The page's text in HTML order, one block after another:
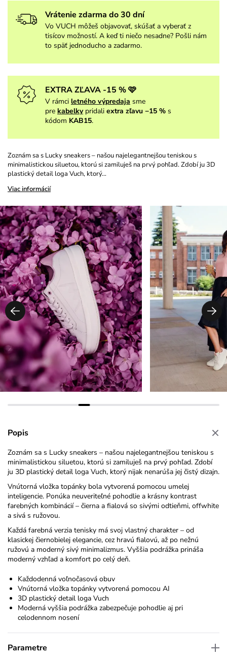
Vrátenie zdarma do 30 dní
Vo VUCH môžeš objavovať, skúšať a vyberať z
tisícov možností. A keď ti niečo nesadne? Pošli nám
to späť jednoducho a zadarmo.
EXTRA ZĽAVA -15 % 🩷
V rámci letného výpredaja sme
pre kabelky pridali extra zľavu −15 % s
kódom KAB15.
Zoznám sa s Lucky sneakers – našou najelegantnejšou teniskou s
minimalistickou siluetou, ktorú si zamiluješ na prvý pohľad. Zdobí ju 3D
plastický detail loga Vuch, ktorý…
Viac informácií
Popis
Zoznám sa s Lucky sneakers – našou najelegantnejšou teniskou s
minimalistickou siluetou, ktorú si zamiluješ na prvý pohľad. Zdobí
ju 3D plastický detail loga Vuch, ktorý nijak nenarúša jej čistý dizajn.
Vnútorná vložka topánky bola vytvorená pomocou umelej
inteligencie. Ponúka neuveriteľné pohodlie a krásny kontrast
farebných kombinácií – čierna a fialová so sivými odtieňmi, offwhite
a sivá s ružovou.
Každá farebná verzia tenisky má svoj vlastný charakter – od
klasickej čiernobielej elegancie, cez hravú fialovú, až po nežnú
ružovú a moderný sivý minimalizmus. Vyššia podrážka prináša
moderný vzhľad a komfort po celý deň.
Každodenná voľnočasová obuv
Vnútorná vložka topánky vytvorená pomocou AI
3D plastický detail loga Vuch
Moderná vyššia podrážka zabezpečuje pohodlie aj pri
celodennom nosení
Parametre